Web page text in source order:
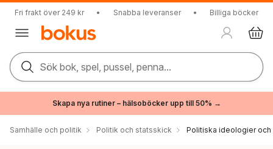
Fri frakt över 249 kr • Snabba leveranser • Billiga böcker
Sök bok, spel, pussel, penna...
Skapa nya rutiner – hälsoböcker upp till 50% →
Samhälle och politik Politik och statsskick Politiska ideologier och